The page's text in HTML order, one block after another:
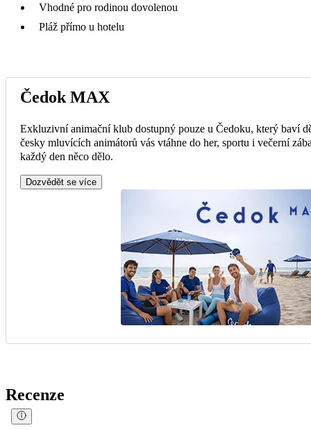
Vhodné pro rodinou dovolenou
Pláž přímo u hotelu
Čedok MAX
Exkluzivní animační klub dostupný pouze u Čedoku, který baví
česky mluvících animátorů vás vtáhne do her, sportu i večerní
každý den něco dělo.
Dozvědět se více
Recenze